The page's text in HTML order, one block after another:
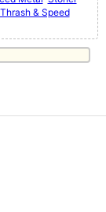
Thrash & Speed